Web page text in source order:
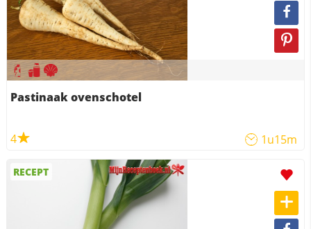
Pastinaak ovenschotel
4 1u15m
RECEPT